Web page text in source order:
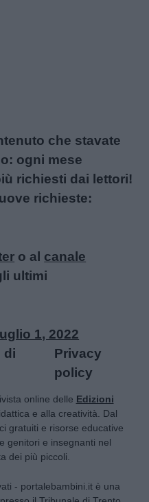
che stavate
ogni mese
richiesti dai lettori!
richieste:
o al canale
ultimi
1, 2022
di
Privacy
policy
online delle Edizioni
e alla creatività. Dal
gratuiti e risorse educative
genitori e insegnanti nel
dei più piccoli.
- portalebambini.it è una